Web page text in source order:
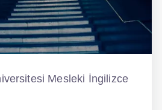
Mesleki İngilizce